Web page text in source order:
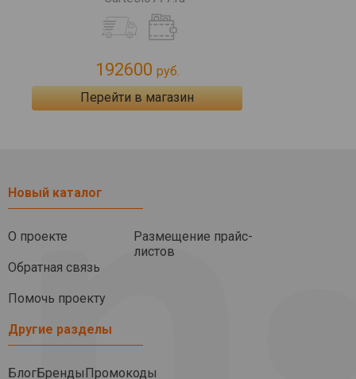
192600 руб.
Перейти в магазин
Новый каталог
О проекте
Обратная связь
Помочь проекту
Размещение прайс-
листов
Другие разделы
БлогБрендыПромокоды